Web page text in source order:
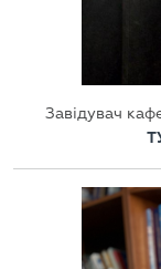
Завідувач